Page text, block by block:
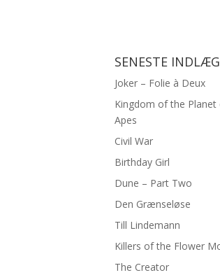
SENESTE INDLÆG
Joker – Folie à Deux
Kingdom of the Planet
Apes
Civil War
Birthday Girl
Dune – Part Two
Den Grænseløse
Till Lindemann
Killers of the Flower
The Creator